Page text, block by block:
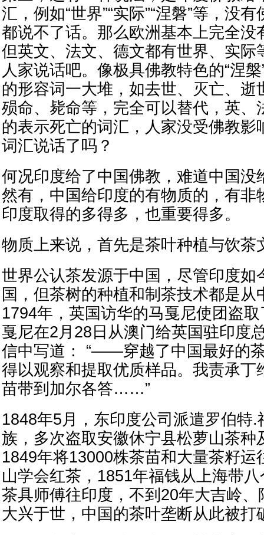
汇，例如“世界”“实际”“涅磐”等，没
都说不了话。那么欧洲基本上完全没
但英文、法文、德文都有世界、实际
人家说话吧。像极具佛教特色的“涅
的形容词一大堆，如去世、灭亡、逝
殒命、毙命等，完全可以替代，英、
的表示死亡的词汇，人家没受佛教影
词汇说话了吗？
何况印度给了中国佛教，难道中国没
然有，中国给印度的有物质的，有非
印度取得的多得多，也重要得多。
物质上来说，首先是茶叶种植与饮茶
世界公认茶发源于中国，尽管印度如
国，但茶树的种植和制茶技术都是从
1794年，英国访华的马戛尼使团盗
戛尼在2月28日从澳门给英国驻印度
信中写道： “——穿越了中国最好的
得以观察和提取优质样品。我责承丁
苗带到加尔各答……”
1848年5月，东印度公司派遣罗伯特.
族，多次盗取安徽休宁县松萝山茶种
1849年将13000株茶苗和大量茶籽运
山学会红茶，1851年福钱从上海带
茶具师傅往印度，不到20年大吉岭、
大兴于世，中国的茶叶垄断从此被打